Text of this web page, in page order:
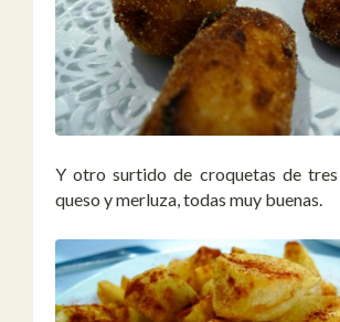
Y otro surtido de croquetas de
queso y merluza, todas muy buenas.